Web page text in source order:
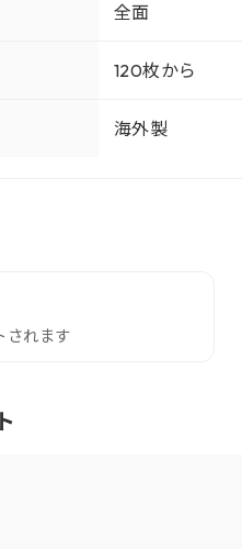
全面
120枚から
海外製
れます